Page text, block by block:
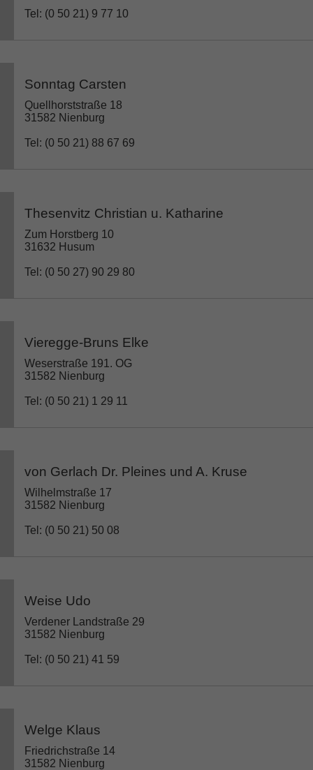
Tel: (0 50 21) 9 77 10
Sonntag Carsten
Quellhorststraße 18
31582 Nienburg
Tel: (0 50 21) 88 67 69
Thesenvitz Christian u. Katharine
Zum Horstberg 10
31632 Husum
Tel: (0 50 27) 90 29 80
Vieregge-Bruns Elke
Weserstraße 191. OG
31582 Nienburg
Tel: (0 50 21) 1 29 11
von Gerlach Dr. Pleines und A. Kruse
Wilhelmstraße 17
31582 Nienburg
Tel: (0 50 21) 50 08
Weise Udo
Verdener Landstraße 29
31582 Nienburg
Tel: (0 50 21) 41 59
Welge Klaus
Friedrichstraße 14
31582 Nienburg